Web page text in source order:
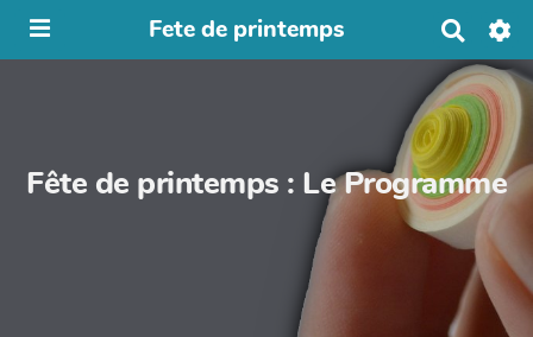
Fete de printemps
c
h
e
r
c
h
e
Fête de printemps : Le Programme